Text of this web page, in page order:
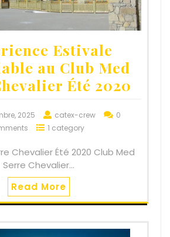
Estivale
au Club Med
Été 2020
2025 catex-crew
0
1 category
Chevalier Été 2020 Club Med
Serre Chevalier…
Read More